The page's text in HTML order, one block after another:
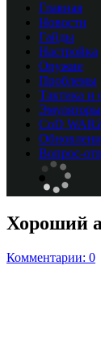
Главная
Новости
Гайды
Настройка
Оружие
Проблемы
Тактика и
Эмуляторы
CоD
Вопрос-
Хороший
Комментарии: 0